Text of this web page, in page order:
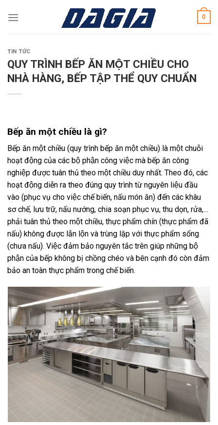
0
TIN TỨC
QUY TRÌNH BẾP ĂN MỘT CHIỀU CHO
NHÀ HÀNG, BẾP TẬP THỂ QUY CHUẨN
Bếp ăn một chiều là gì?
Bếp ăn một chiều (quy trình bếp ăn một chiều) là một chuỗi
hoạt động của các bộ phận công việc mà bếp ăn công
nghiệp được tuân thủ theo một chiều duy nhất. Theo đó, các
hoạt động diễn ra theo đúng quy trình từ nguyên liệu đầu
vào (phục vụ cho việc chế biến, nấu món ăn) đến các khâu
sơ chế, lưu trữ, nấu nướng, chia soạn phục vụ, thu dọn, rửa,…
phải tuân thủ theo một chiều, thực phẩm chín (thực phẩm đã
nấu) không được lẫn lộn và trùng lặp với thực phẩm sống
(chưa nấu). Việc đảm bảo nguyên tắc trên giúp những bộ
phận của bếp không bị chồng chéo và bên cạnh đó còn đảm
bảo an toàn thực phẩm trong chế biến.